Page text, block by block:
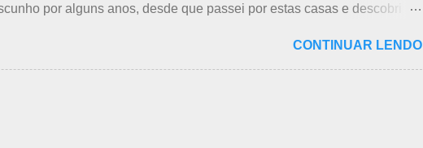
por alguns anos, desde que passei por estas casas e descobri
em alguns bairros de algumas cidades, muito visto em Arashiyama,
do Heian Jinja. Esses baldes com água, escritos 消火用, ou Shōka-yō,
são utilizados para auxiliar em princípios ou focos iniciais de
A colocação dos baldes depende de cada associação de
e visto em pouquíssimas cidades. Na minha opinião -
CONTINUAR LENDO